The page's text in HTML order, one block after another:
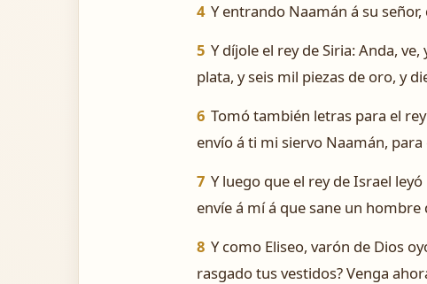
4 Y entrando Naamán á su
5 Y díjole el rey de Siria: Anda,
plata, y seis mil piezas de oro, y
6 Tomó también letras para el
envío á ti mi siervo Naamán,
7 Y luego que el rey de Israel
envíe á mí á que sane un
8 Y como Eliseo, varón de Dios
rasgado tus vestidos? Venga